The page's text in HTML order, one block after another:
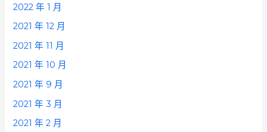
2022 年 1 月
2021 年 12 月
2021 年 11 月
2021 年 10 月
2021 年 9 月
2021 年 3 月
2021 年 2 月